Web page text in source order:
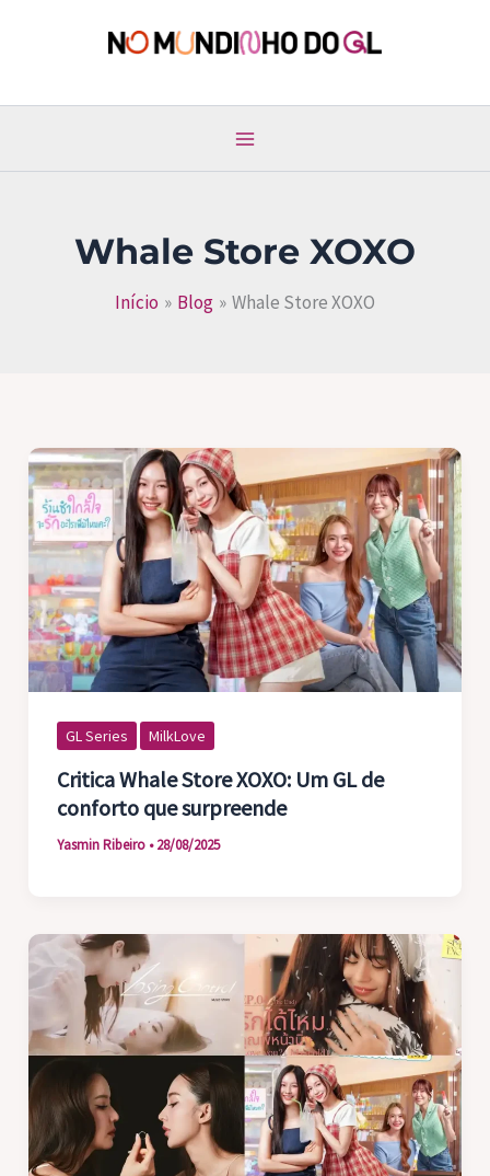
conteúdo
Whale Store XOXO
Início Blog Whale Store XOXO
GL Series MilkLove
Critica Whale Store XOXO: Um GL de
conforto que surpreende
Yasmin Ribeiro •28/08/2025